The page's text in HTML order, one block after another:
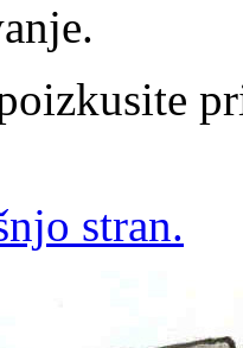
stran.